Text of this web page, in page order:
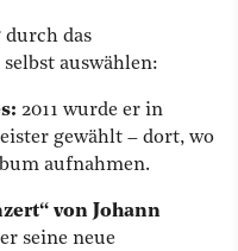
das
auswählen:
2011 wurde er in
gewählt – dort, wo
aufnahmen.
von Johann
seine neue